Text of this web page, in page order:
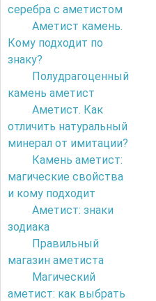
серебра с аметистом
Аметист камень.
Кому подходит по
знаку?
Полудрагоценный
камень аметист
Аметист. Как
отличить натуральный
минерал от имитации?
Камень аметист:
магические свойства
и кому подходит
Аметист: знаки
зодиака
Правильный
магазин аметиста
Магический
аметист: как выбрать